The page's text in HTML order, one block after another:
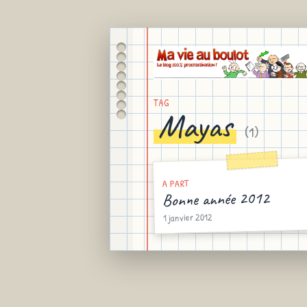
TAG
Mayas (1)
A PART
Bonne année 2012
1 janvier 2012